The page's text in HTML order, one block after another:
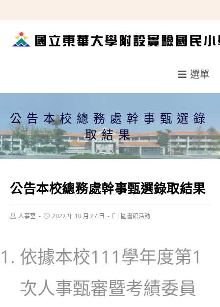
轉
選單
公告本校總務處幹事甄選錄
取結果
公告本校總務處幹事甄選錄取結果
Post人事室
Post2022 年 10 月 27 日
Post圖書館活動
依據本校111學年度第1
次人事甄審暨考績委員